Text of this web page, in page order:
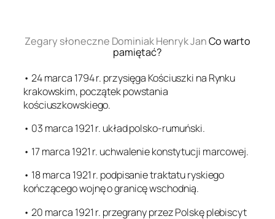
Zegary słoneczne Dominiak Henryk JanCo warto
pamiętać?
• 24 marca 1794 r. przysięga Kościuszki na Rynku
krakowskim, początek powstania
kościuszkowskiego.
• 03 marca 1921 r. układ polsko-rumuński.
• 17 marca 1921 r. uchwalenie konstytucji marcowej.
• 18 marca 1921 r. podpisanie traktatu ryskiego
kończącego wojnę o granicę wschodnią.
• 20 marca 1921 r. przegrany przez Polskę plebiscyt